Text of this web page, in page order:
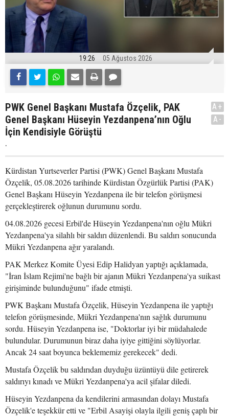
19:26 05 Ağustos 2026
PWK Genel Başkanı Mustafa Özçelik, PAK
Genel Başkanı Hüseyin Yezdanpena’nın Oğlu
İçin Kendisiyle Görüştü
.
A+
A-
Kürdistan Yurtseverler Partisi (PWK) Genel Başkanı Mustafa
Özçelik, 05.08.2026 tarihinde Kürdistan Özgürlük Partisi (PAK)
Genel Başkanı Hüseyin Yezdanpena ile bir telefon görüşmesi
gerçekleştirerek oğlunun durumunu sordu.
04.08.2026 gecesi Erbil'de Hüseyin Yezdanpena'nın oğlu Mükri
Yezdanpena'ya silahlı bir saldırı düzenlendi. Bu saldırı sonucunda
Mükri Yezdanpena ağır yaralandı.
PAK Merkez Komite Üyesi Edip Halidyan yaptığı açıklamada,
"İran İslam Rejimi'ne bağlı bir ajanın Mükri Yezdanpena'ya suikast
girişiminde bulunduğunu" ifade etmişti.
PWK Başkanı Mustafa Özçelik, Hüseyin Yezdanpena ile yaptığı
telefon görüşmesinde, Mükri Yezdanpena'nın sağlık durumunu
sordu. Hüseyin Yezdanpena ise, "Doktorlar iyi bir müdahalede
bulundular. Durumunun biraz daha iyiye gittiğini söylüyorlar.
Ancak 24 saat boyunca beklememiz gerekecek" dedi.
Mustafa Özçelik bu saldırıdan duyduğu üzüntüyü dile getirerek
saldırıyı kınadı ve Mükri Yezdanpena'ya acil şifalar diledi.
Hüseyin Yezdanpena da kendilerini armasından dolayı Mustafa
Özçelik'e teşekkür etti ve "Erbil Asayişi olayla ilgili geniş çaplı bir